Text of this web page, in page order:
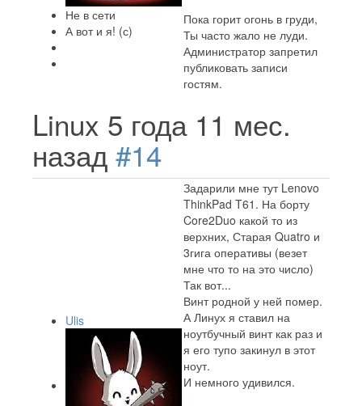
Не в сети
А вот и я! (с)
Пока горит огонь в груди,
Ты часто жало не луди.
Администратор запретил
публиковать записи
гостям.
Linux 5 года 11 мес.
назад #14
Ulis
Задарили мне тут Lenovo
ThinkPad T61. На борту
Core2Duo какой то из
верхних, Старая Quatro и
3гига оперативы (везет
мне что то на это число)
Так вот...
Винт родной у ней помер.
А Линух я ставил на
ноутбучный винт как раз и
я его тупо закинул в этот
ноут.
И немного удивился.